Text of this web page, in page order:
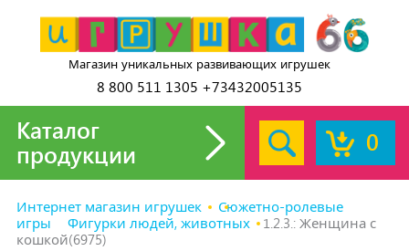
Магазин уникальных развивающих игрушек
8 800 511 1305 +73432005135
0
Каталог
продукции
Интернет магазин игрушек
Сюжетно-ролевые
игры
Фигурки людей, животных
1.2.3.: Женщина с
кошкой(6975)